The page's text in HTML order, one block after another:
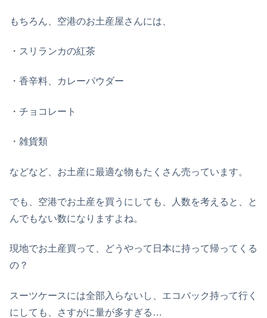
もちろん、空港のお土産屋さんには、
・スリランカの紅茶
・香辛料、カレーパウダー
・チョコレート
・雑貨類
などなど、お土産に最適な物もたくさん売っています。
でも、空港でお土産を買うにしても、人数を考えると、と
んでもない数になりますよね。
現地でお土産買って、どうやって日本に持って帰ってくる
の？
スーツケースには全部入らないし、エコバック持って行く
にしても、さすがに量が多すぎる…